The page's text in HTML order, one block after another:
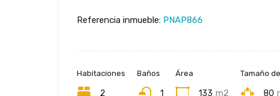
Referencia inmueble: PNAP866
Habitaciones
2
Baños
1
Área
133 m2
Tamaño
80